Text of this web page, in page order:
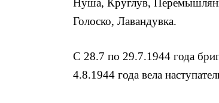
Нуша, Круглув,
Голоско, Лавандувка.
С 28.7 по 29.7.1944 года
4.8.1944 года вела